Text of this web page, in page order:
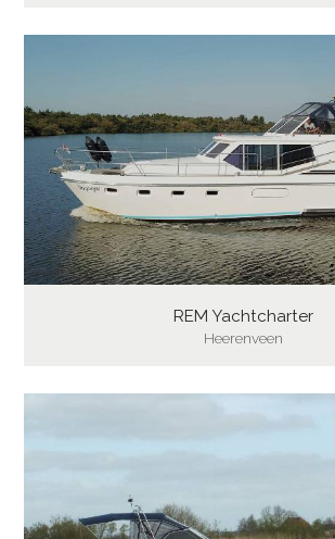
REM Yachtcharter
Heerenveen